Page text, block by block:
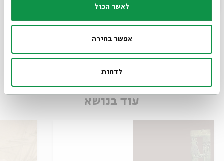
לאשר הכול
אפשר בחירה
לדחות
Times of Destruction:
מתוך:Virtual Tours: Times of Destruction
א' | 20:00
עוד בנושא